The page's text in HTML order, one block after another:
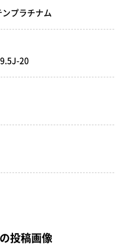
ンプラチナム
20
投稿画像